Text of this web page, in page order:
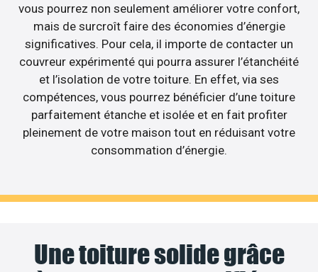
vous pourrez non seulement améliorer votre confort,
mais de surcroît faire des économies d’énergie
significatives. Pour cela, il importe de contacter un
couvreur expérimenté qui pourra assurer l’étanchéité
et l’isolation de votre toiture. En effet, via ses
compétences, vous pourrez bénéficier d’une toiture
parfaitement étanche et isolée et en fait profiter
pleinement de votre maison tout en réduisant votre
consommation d’énergie.
Une toiture solide grâce